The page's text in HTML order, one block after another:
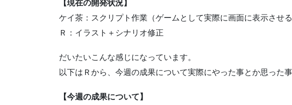
【現在の開発状況】
ケイ茶：スクリプト作業（ゲームとして実際に画面に表示させる
Ｒ：イラスト＋シナリオ修正
だいたいこんな感じになっています。
以下はＲから、今週の成果について実際にやった事とか思った事
【今週の成果について】